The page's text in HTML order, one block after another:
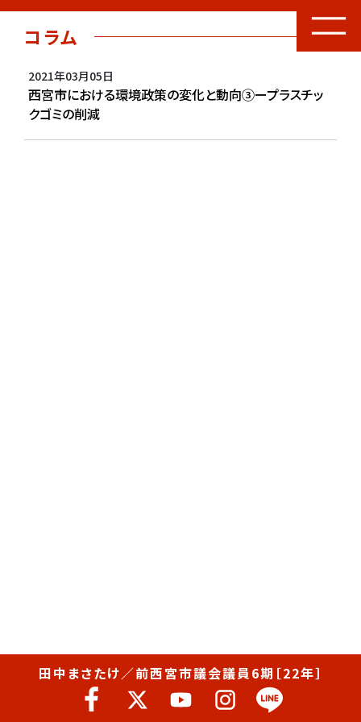
コラム
2021年03月05日
西宮市における環境政策の変化と動向③ープラスチッ
クゴミの削減
田中まさたけ／前西宮市議会議員6期［22年］